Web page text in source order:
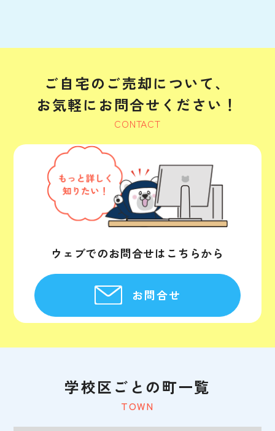
ご自宅のご売却について、
お気軽にお問合せください！
CONTACT
ウェブでのお問合せはこちらから
お問合せ
TOWN
学校区ごとの町一覧